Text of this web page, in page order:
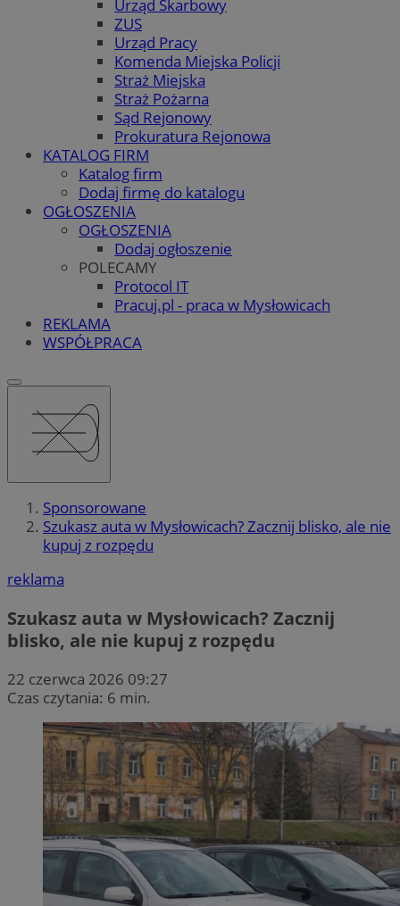
Urząd Skarbowy
ZUS
Urząd Pracy
Komenda Miejska Policji
Straż Miejska
Straż Pożarna
Sąd Rejonowy
Prokuratura Rejonowa
KATALOG FIRM
Katalog firm
Dodaj firmę do katalogu
OGŁOSZENIA
OGŁOSZENIA
Dodaj ogłoszenie
POLECAMY
Protocol IT
Pracuj.pl - praca w Mysłowicach
REKLAMA
WSPÓŁPRACA
Sponsorowane
Szukasz auta w Mysłowicach? Zacznij blisko, ale nie
kupuj z rozpędu
reklama
Szukasz auta w Mysłowicach? Zacznij
blisko, ale nie kupuj z rozpędu
22 czerwca 2026 09:27
Czas czytania: 6 min.